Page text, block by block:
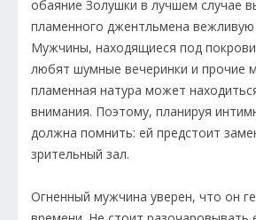
обаяние Золушки в лучшем случае
пламенного джентльмена вежливую
Мужчины, находящиеся под
любят шумные вечеринки и прочие
пламенная натура может
внимания. Поэтому, планируя
должна помнить: ей предстоит
зрительный зал.
Огненный мужчина уверен, что он